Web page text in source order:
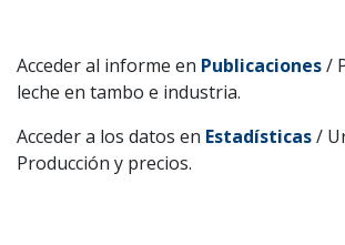
Acceder al informe en Publicaciones/
leche en tambo e industria.
Acceder a los datos en Estadísticas/
Producción y precios.